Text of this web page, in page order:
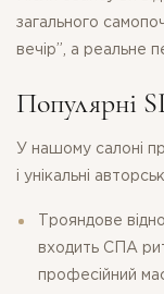
загального
вечір”, а реальне
Популярні
У нашому салоні
і унікальні
Трояндове
входить СПА
професійний